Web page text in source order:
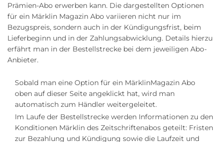
Prämien-Abo erwerben kann. Die dargestellten Optionen
für ein Märklin Magazin Abo variieren nicht nur im
Bezugspreis, sondern auch in der Kündigungsfrist, beim
Lieferbeginn und in der Zahlungsabwicklung. Details hierzu
erfährt man in der Bestellstrecke bei dem jeweiligen Abo-
Anbieter.
Sobald man eine Option für ein MärklinMagazin Abo
oben auf dieser Seite angeklickt hat, wird man
automatisch zum Händler weitergeleitet.
Im Laufe der Bestellstrecke werden Informationen zu den
Konditionen Märklin des Zeitschriftenabos geteilt: Fristen
zur Bezahlung und Kündigung sowie die Laufzeit und